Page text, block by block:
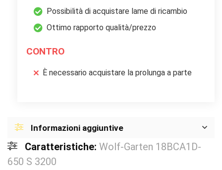
Possibilità di acquistare lame di ricambio
Ottimo rapporto qualità/prezzo
CONTRO
È necessario acquistare la prolunga a parte
Informazioni aggiuntive
Caratteristiche: Wolf-Garten 18BCA1D-
650 S 3200